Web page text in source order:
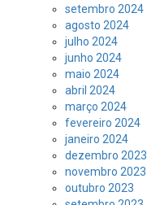
setembro 2024
agosto 2024
julho 2024
junho 2024
maio 2024
abril 2024
março 2024
fevereiro 2024
janeiro 2024
dezembro 2023
novembro 2023
outubro 2023